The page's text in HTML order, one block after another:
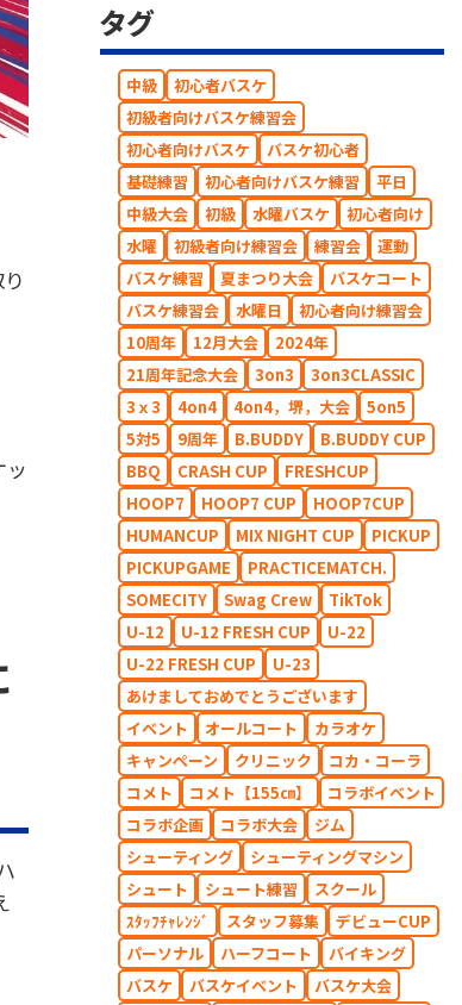
タグ
中級
初心者バスケ
初級者向けバスケ練習会
初心者向けバスケ
バスケ初心者
基礎練習
初心者向けバスケ練習
平日
中級大会
初級 水曜バスケ
初心者向け
水曜
初級者向け練習会 練習会
運動
バスケ練習
夏まつり大会
バスケコート
バスケ練習会
水曜日
初心者向け練習会
10周年
12月大会
2024年
21周年記念大会
3on3
3on3CLASSIC
3ｘ3
4on4 4on4，堺，大会
5on5
5対5
9周年 B.BUDDY
B.BUDDY CUP
BBQ
CRASH CUP
FRESHCUP
HOOP7
HOOP7 CUP
HOOP7CUP
HUMANCUP
MIX NIGHT CUP
PICKUP
PICKUPGAME
PRACTICEMATCH.
SOMECITY
Swag Crew
TikTok
U-12
U-12 FRESH CUP
U-22
U-22 FRESH CUP
U-23
あけましておめでとうございます
イベント
オールコート
カラオケ
キャンペーン
クリニック
コカ・コーラ
コメト
コメト【155㎝】
コラボイベント
コラボ企画
コラボ大会
ジム
シューティング
シューティングマシン
シュート
シュート練習
スクール
ｽﾀｯﾌﾁｬﾚﾝｼﾞ
スタッフ募集
デビューCUP
パーソナル
ハーフコート
バイキング
バスケ
バスケイベント
バスケ大会